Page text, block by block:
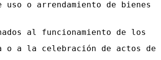
o arrendamiento de bienes
al funcionamiento de los
o a la celebración de actos de